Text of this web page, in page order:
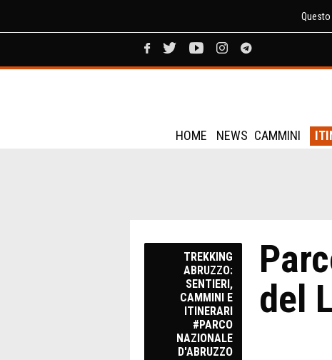
HOME NEWS CAMMINI
TREKKING
ABRUZZO:
SENTIERI,
CAMMINI E
ITINERARI
#PARCO
NAZIONALE
D'ABRUZZO
del